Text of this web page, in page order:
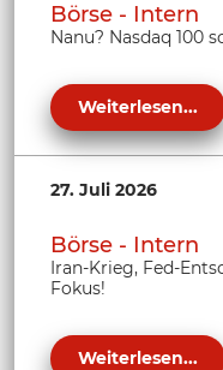
Börse - Intern
Nanu? Nasdaq 100
Weiterlesen...
27. Juli 2026
Börse - Intern
Iran-Krieg, Fed-
Fokus!
Weiterlesen...